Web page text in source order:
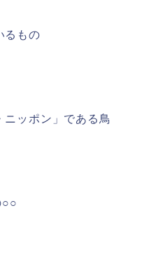
るもの
ニッポン」である鳥
○○